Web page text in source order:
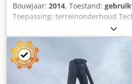
Bouwjaar: 2014, Toestand:
Toepassing: terreinonderhoud
Vermogen: 15 kW (21 pk)
wiel Maximumsnelheid: 40 km/u
Staat Algemene staat: goed
staat: goed Crjdpfx Abjzktnas Sef
contact op met Christian Theißen
Fabrikant: John Deere Type: Gator